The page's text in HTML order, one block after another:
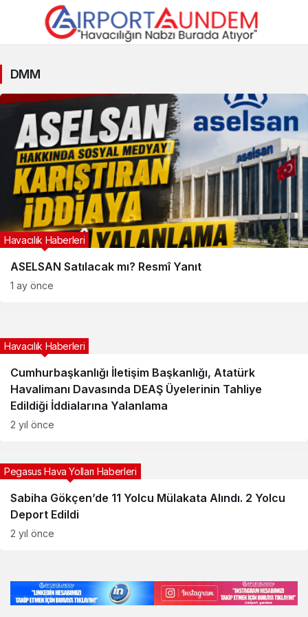
DMM
ASELSAN Satılacak mı? Resmî Yanıt
Havacılık Haberleri
1 ay önce
Cumhurbaşkanlığı İletişim Başkanlığı, Atatürk
Havalimanı Davasında DEAŞ Üyelerinin Tahliye
Edildiği İddialarına Yalanlama
Havacılık Haberleri
2 yıl önce
Sabiha Gökçen’de 11 Yolcu Mülakata Alındı. 2 Yolcu
Deport Edildi
Pegasus Hava Yolları Haberleri
2 yıl önce